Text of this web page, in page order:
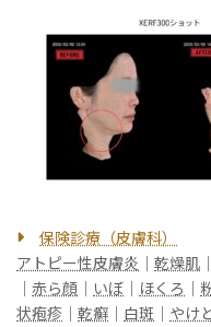
保険診療（皮膚科）
アトピー性皮膚炎
乾燥肌
赤ら顔 いぼ ほくろ
状疱疹
乾癬 白斑 やけ